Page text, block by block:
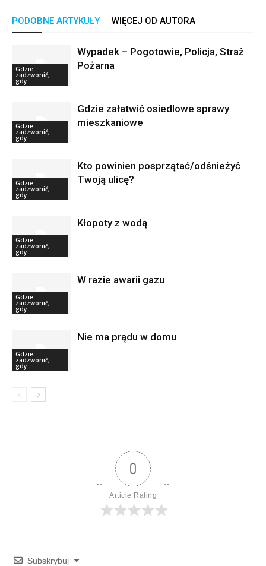
PODOBNE ARTYKUŁY WIĘCEJ OD AUTORA
Gdzie
zadzwonić,
gdy...
Wypadek – Pogotowie, Policja, Straż
Pożarna
Gdzie
zadzwonić,
gdy...
Gdzie załatwić osiedlowe sprawy
mieszkaniowe
Gdzie
zadzwonić,
gdy...
Kto powinien posprzątać/odśnieżyć
Twoją ulicę?
Gdzie
zadzwonić,
gdy...
Kłopoty z wodą
Gdzie
zadzwonić,
gdy...
W razie awarii gazu
Gdzie
zadzwonić,
gdy...
Nie ma prądu w domu
0
Article Rating
Subskrybuj